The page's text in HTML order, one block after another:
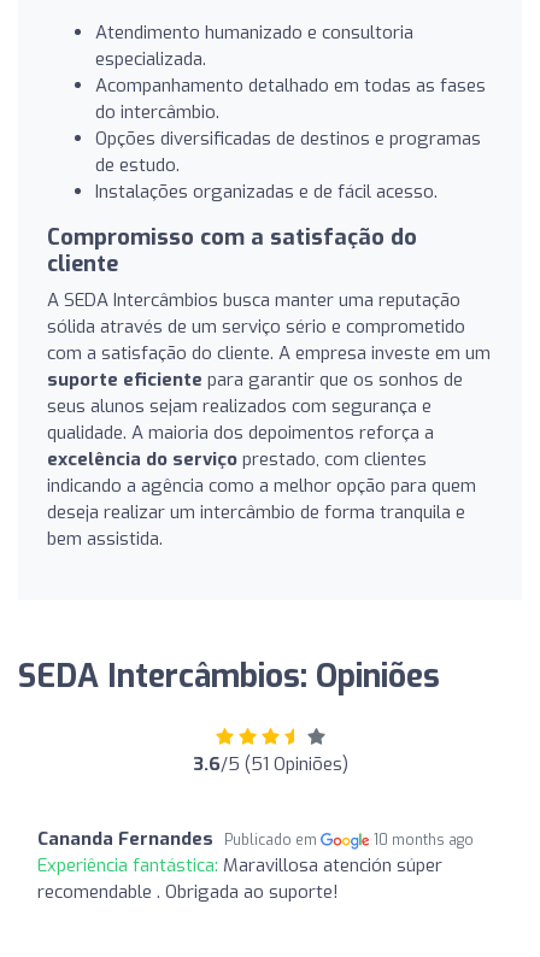
Atendimento humanizado e consultoria
especializada.
Acompanhamento detalhado em todas as fases
do intercâmbio.
Opções diversificadas de destinos e programas
de estudo.
Instalações organizadas e de fácil acesso.
Compromisso com a satisfação do
cliente
A SEDA Intercâmbios busca manter uma reputação
sólida através de um serviço sério e comprometido
com a satisfação do cliente. A empresa investe em um
suporte eficiente para garantir que os sonhos de
seus alunos sejam realizados com segurança e
qualidade. A maioria dos depoimentos reforça a
excelência do serviço prestado, com clientes
indicando a agência como a melhor opção para quem
deseja realizar um intercâmbio de forma tranquila e
bem assistida.
SEDA Intercâmbios: Opiniões
3.6/5 (51 Opiniões)
Cananda Fernandes Publicado em 10 months ago
Experiência fantástica: Maravillosa atención súper
recomendable . Obrigada ao suporte!